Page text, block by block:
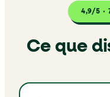
4,9/5 ·
Ce que